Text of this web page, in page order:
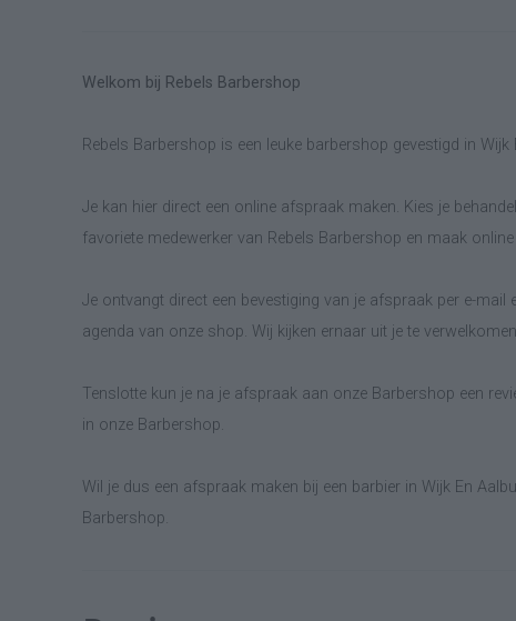
Welkom bij Rebels Barbershop
Rebels Barbershop is een leuke barbershop gevestigd in Wijk
Je kan hier direct een online afspraak maken. Kies je
favoriete medewerker van Rebels Barbershop en maak
Je ontvangt direct een bevestiging van je afspraak per e-
agenda van onze shop. Wij kijken ernaar uit je te
Tenslotte kun je na je afspraak aan onze Barbershop een
in onze Barbershop.
Wil je dus een afspraak maken bij een barbier in Wijk En
Barbershop.